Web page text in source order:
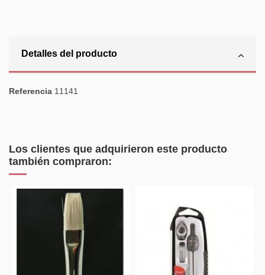
Detalles del producto
Referencia 11141
Los clientes que adquirieron este producto
también compraron: